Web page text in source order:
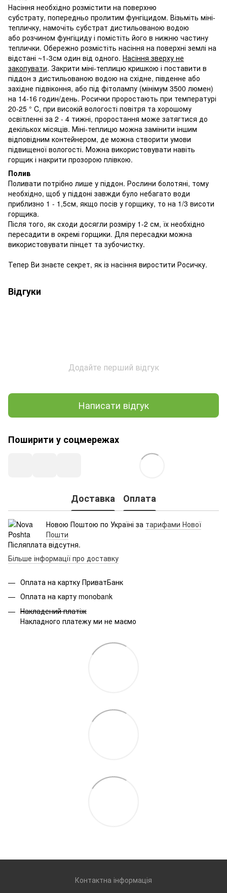
Насіння необхідно розмістити на поверхню
субстрату, попередньо пролитим фунгіцидом. Візьміть міні-
тепличку, намочіть субстрат дистильованою водою
або розчином фунгіциду і помістіть його в нижню частину
теплички. Обережно розмістіть насіння на поверхні землі на
відстані ~1-3см один від одного. Насіння зверху не
закопувати. Закрити міні-теплицю кришкою і поставити в
піддон з дистильованою водою на східне, південне або
західне підвіконня, або під фітолампу (мінімум 3500 люмен)
на 14-16 годин/день. Росички проростають при температурі
20-25 ° C, при високій вологості повітря та хорошому
освітленні за 2 - 4 тижні, проростання може затягтися до
декількох місяців. Міні-теплицю можна замінити іншим
відповідним контейнером, де можна створити умови
підвищеної вологості. Можна використовувати навіть
горщик і накрити прозорою плівкою.
Полив
Поливати потрібно лише у піддон. Рослини болотяні, тому
необхідно, щоб у піддоні завжди було небагато води
приблизно 1 - 1,5см, якщо посів у горщику, то на 1/3 висоти
горщика.
Після того, як сходи досягли розміру 1-2 см, їх необхідно
пересадити в окремі горщики. Для пересадки можна
використовувати пінцет та зубочистку.
Тепер Ви знаєте секрет, як із насіння виростити Росичку.
Відгуки
Додайте перший відгук
Написати відгук
Поширити у соцмережах
Доставка Оплата
Новою Поштою по Україні за тарифами Нової
Пошти
Післяплата відсутня.
Більше інформації про доставку
Оплата на картку ПриватБанк
Оплата на карту monobank
Накладений платіж
Накладного платежу ми не маємо
Контактна інформація